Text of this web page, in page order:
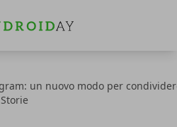
un nuovo modo per